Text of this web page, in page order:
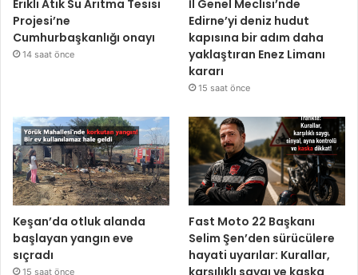
Erikli Atık Su Arıtma Tesisi
Projesi’ne
Cumhurbaşkanlığı onayı
14 saat önce
İl Genel Meclisi’nde
Edirne’yi deniz hudut
kapısına bir adım daha
yaklaştıran Enez Limanı
kararı
15 saat önce
Keşan’da otluk alanda
başlayan yangın eve
sıçradı
15 saat önce
Fast Moto 22 Başkanı
Selim Şen’den sürücülere
hayati uyarılar: Kurallar,
karşılıklı saygı ve kaska